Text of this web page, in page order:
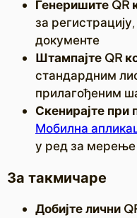
Генеришите QR
за
документе
Штампајте QR
стандардним
прилагођеним
Скенирајте при
Мобилна
у ред за
За такмичаре
Добијте лични